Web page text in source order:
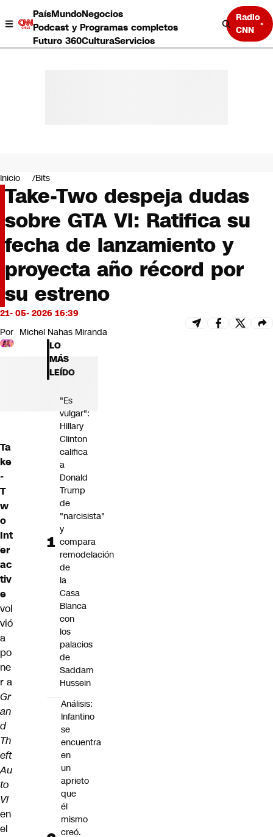
PaísMundoNegocios
Podcast y Programas completos
Futuro 360CulturaServicios
Radio
CNN
Negocios
Deportes
Programas completos
Cultura
Servicios
Bits
CNN tiempo
Futuro 360
Opinión
Inicio Bits
Take-Two despeja dudas
sobre GTA VI: Ratifica su
fecha de lanzamiento y
proyecta año récord por
su estreno
21- 05- 2026 16:39
Por Michel Nahas Miranda
Ta
ke
-
T
w
o
Int
er
ac
tiv
e
vol
vió
a
po
ne
r a
Gr
an
d
Th
eft
Au
to
VI
en
el
LO
MÁS
LEÍDO
"Es
vulgar":
Hillary
Clinton
califica
a
Donald
Trump
de
"narcisista"
y
compara
remodelación
de
la
Casa
Blanca
con
los
palacios
de
Saddam
Hussein
Análisis:
Infantino
se
encuentra
en
un
aprieto
que
él
mismo
creó.